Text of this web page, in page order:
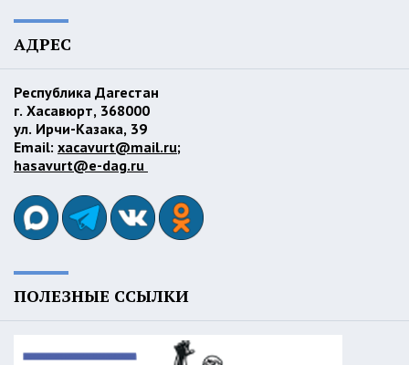
АДРЕС
Республика Дагестан
г. Хасавюрт, 368000
ул. Ирчи-Казака, 39
Email: xacavurt@mail.ru;
hasavurt@e-dag.ru
ПОЛЕЗНЫЕ ССЫЛКИ